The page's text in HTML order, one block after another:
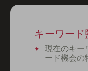
キーワー
現在のキー
ード機会の